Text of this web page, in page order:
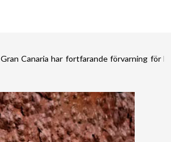
Gran Canaria har fortfarande förvarning för